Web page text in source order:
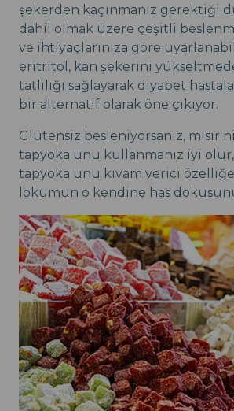
şekerden kaçınmanız gerektiği
dahil olmak üzere çeşitli
ve ihtiyaçlarınıza göre
eritritol, kan şekerini
tatlılığı sağlayarak diyabet
bir alternatif olarak öne çıkıyor.
Glütensiz besleniyorsanız, mısır
tapyoka unu kullanmanız iyi
tapyoka unu kıvam verici
lokumun o kendine has